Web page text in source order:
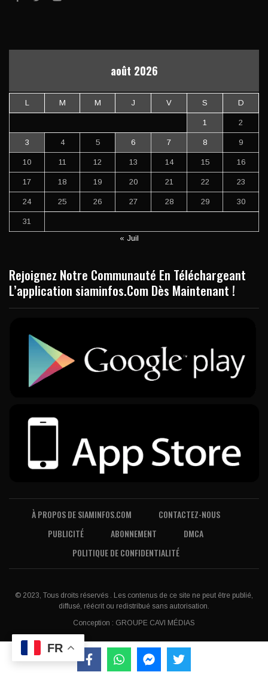
août 2026
L M M J V S D
1 2
3 4 5 6 7 8 9
10 11 12 13 14 15 16
17 18 19 20 21 22 23
24 25 26 27 28 29 30
31
« Juil
Rejoignez Notre Communauté En Téléchargeant
L’application siaminfos.Com Dès Maintenant !
À PROPOS DE SIAMINFOS.COM
CONTACTEZ-NOUS
PUBLICITÉ
ABONNEMENT
DMCA
POLITIQUE DE CONFIDENTIALITÉ
© 2023, Tous droits réservés . Les contenus de ce site ne peut être publié,
diffusé, réécrit ou redistribué sans autorisation.
Conception : GROUPE CAVI MÉDIAS
FR